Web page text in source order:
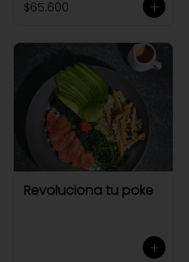
$65.600
Revoluciona tu poke